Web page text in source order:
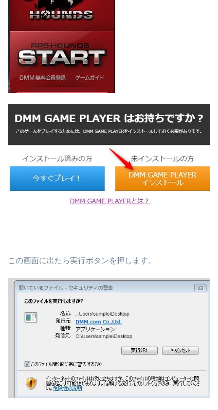
この画面に出たら実行ボタンを押します。